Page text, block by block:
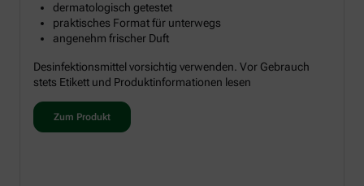
dermatologisch getestet
praktisches Format für unterwegs
angenehm frischer Duft
Desinfektionsmittel vorsichtig verwenden. Vor Gebrauch
stets Etikett und Produktinformationen lesen
Zum Produkt